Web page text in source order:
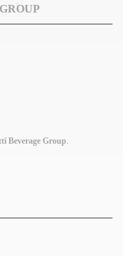
Beverage Group.